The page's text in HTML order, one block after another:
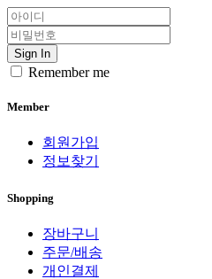
Sign In
Remember me
Member
회원가입
정보찾기
Shopping
장바구니
주문/배송
개인결제